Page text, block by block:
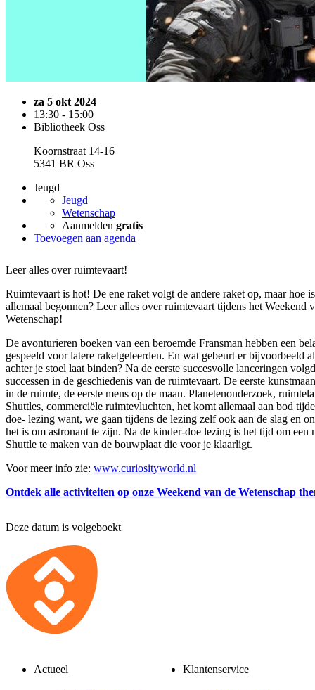
za 5 okt 2024
13:30 - 15:00
Bibliotheek Oss
Koornstraat 14-16
5341 BR Oss
Jeugd
Jeugd
Wetenschap
Aanmelden gratis
Toevoegen aan agenda
Leer alles over ruimtevaart!
Ruimtevaart is hot! De ene raket volgt de andere raket op, maar hoe
allemaal begonnen? Leer alles over ruimtevaart tijdens het Weekend
Wetenschap!
De avonturieren boeken van een beroemde Fransman hebben een
gespeeld voor latere raketgeleerden. En wat gebeurt er bijvoorbeeld
achter je stoel laat binden? Na de eerste succesvolle lanceringen
successen in de geschiedenis van de ruimtevaart. De eerste
in de ruimte, de eerste mens op de maan. Planetenonderzoek,
Shuttles, commerciële ruimtevluchten, het komt allemaal aan bod
doe- lezing want, we gaan tijdens de lezing zelf ook aan de slag en
het is om astronaut te zijn. Na de kinder-doe lezing is het tijd om een
Shuttle te maken van de bouwplaat die voor je klaarligt.
Voor meer info zie: www.curiosityworld.nl
Ontdek alle activiteiten op onze Weekend van de Wetenschap
Deze datum is volgeboekt
Actueel Klantenservice